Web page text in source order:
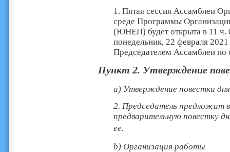
1. Пятая сессия Ассамблеи
среде Программы
(ЮНЕП) будет открыта в 11 ч.
понедельник, 22 февраля
Председателем Ассамблеи
Пункт 2. Утверждение
a) Утверждение повестки
2. Председатель предложит
предварительную повестку
ее.
b) Организация работы